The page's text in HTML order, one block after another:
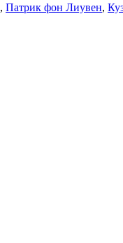
, Патрик фон Лиувен,